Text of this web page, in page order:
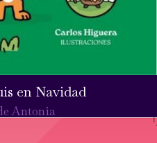
en Navidad
Antonia